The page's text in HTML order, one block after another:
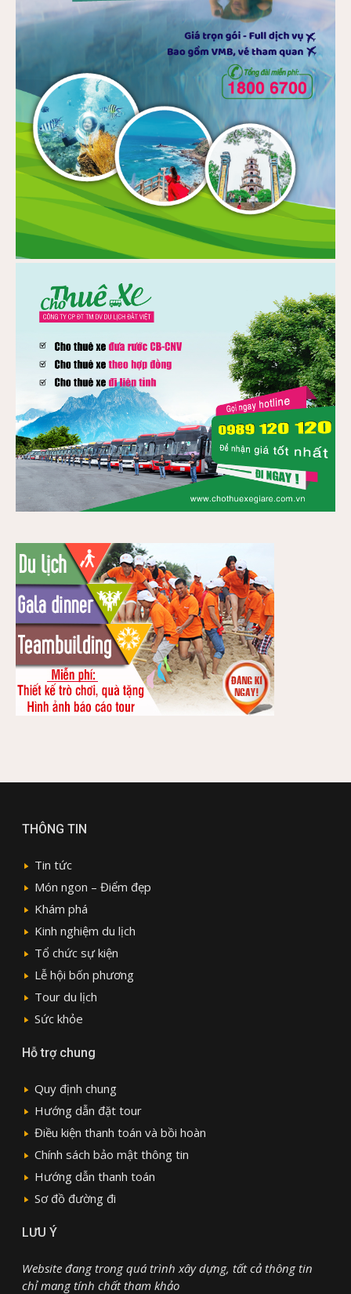
THÔNG TIN
Tin tức
Món ngon – Điểm đẹp
Khám phá
Kinh nghiệm du lịch
Tổ chức sự kiện
Lễ hội bốn phương
Tour du lịch
Sức khỏe
Hỗ trợ chung
Quy định chung
Hướng dẫn đặt tour
Điều kiện thanh toán và bồi hoàn
Chính sách bảo mật thông tin
Hướng dẫn thanh toán
Sơ đồ đường đi
LƯU Ý
Website đang trong quá trình xây dựng, tất cả thông tin
chỉ mang tính chất tham khảo